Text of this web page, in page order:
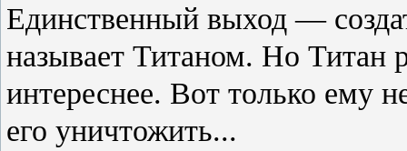
Единственный выход —
называет Титаном. Но Титан
интереснее. Вот только ему
его уничтожить...